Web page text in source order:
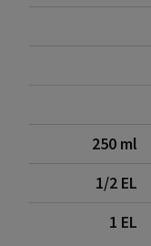
250 ml
1/2 EL
1 EL